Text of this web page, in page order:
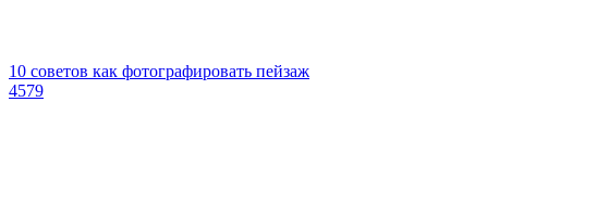
10 советов как фотографировать пейзаж
4579